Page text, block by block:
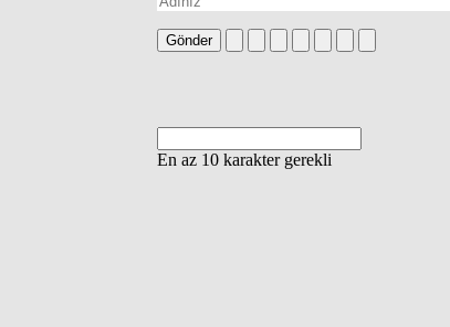
Gönder
En az 10 karakter gerekli